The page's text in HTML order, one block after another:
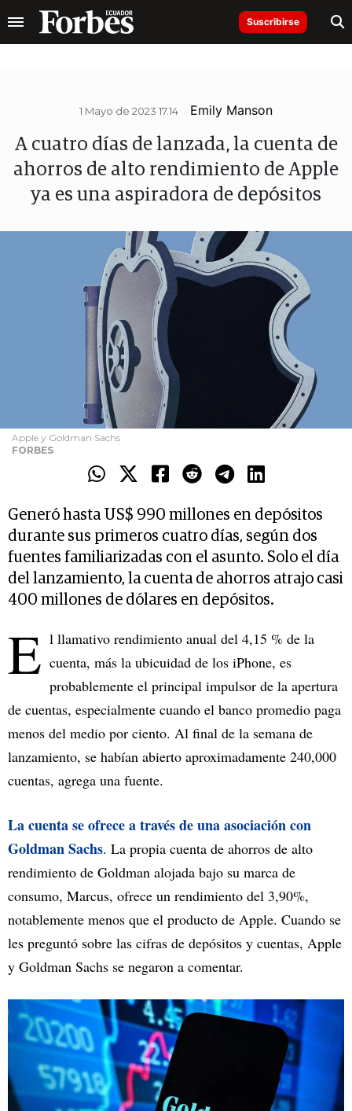
Suscribirse
1 Mayo de 2023 17.14 Emily Manson
A cuatro días de lanzada, la cuenta de
ahorros de alto rendimiento de Apple
ya es una aspiradora de depósitos
Apple y Goldman Sachs
FORBES
Generó hasta US$ 990 millones en depósitos
durante sus primeros cuatro días, según dos
fuentes familiarizadas con el asunto. Solo el día
del lanzamiento, la cuenta de ahorros atrajo casi
400 millones de dólares en depósitos.
E l llamativo rendimiento anual del 4,15 % de la
cuenta, más la ubicuidad de los iPhone, es
probablemente el principal impulsor de la apertura
de cuentas, especialmente cuando el banco promedio paga
menos del medio por ciento. Al final de la semana de
lanzamiento, se habían abierto aproximadamente 240,000
cuentas, agrega una fuente.
La cuenta se ofrece a través de una asociación con
Goldman Sachs. La propia cuenta de ahorros de alto
rendimiento de Goldman alojada bajo su marca de
consumo, Marcus, ofrece un rendimiento del 3,90%,
notablemente menos que el producto de Apple. Cuando se
les preguntó sobre las cifras de depósitos y cuentas, Apple
y Goldman Sachs se negaron a comentar.